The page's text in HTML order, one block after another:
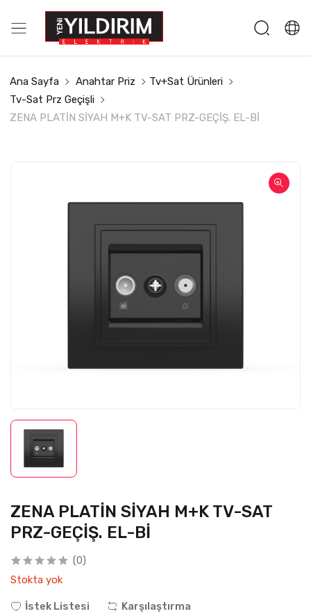
Ana Sayfa Anahtar Priz
Tv+Sat Ürünleri
Tv-Sat Prz Geçişli
ZENA PLATİN SİYAH M+K TV-SAT PRZ-GEÇİŞ. EL-Bİ
ZENA PLATİN SİYAH M+K TV-SAT
PRZ-GEÇİŞ. EL-Bİ
(0)
Stokta yok
İstek Listesi Karşılaştırma